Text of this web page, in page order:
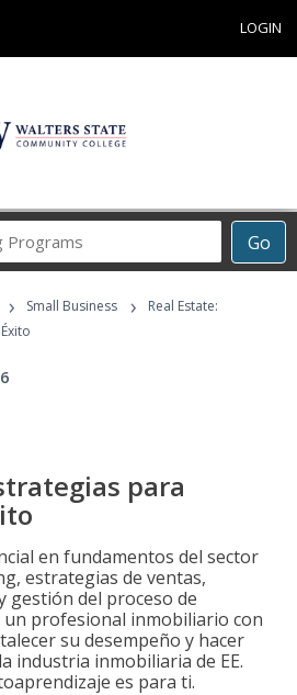
LOGIN
Go
Career
Programs
› Small Business ›
Real Estate:
para
en fundamentos del sector
estrategias de ventas,
gestión del proceso de
un profesional inmobiliario con
su desempeño y hacer
industria inmobiliaria de EE.
es para ti.